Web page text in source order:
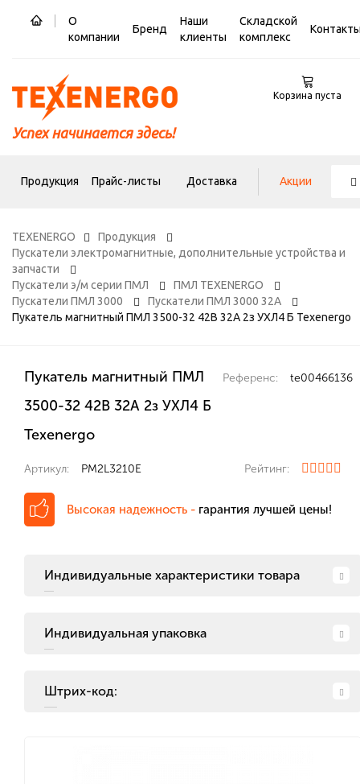
О
компании
Бренд
Наши
клиенты
Складской
комплекс
Успех начинается здесь!
Корзина пуста
Продукция Прайс-листы Доставка Акции
TEXENERGO
Продукция
Пускатели электромагнитные, дополнительные устройства и
запчасти
Пускатели э/м серии ПМЛ
ПМЛ TEXENERGO
Пускатели ПМЛ 3000
Пускатели ПМЛ 3000 32А
Пукатель магнитный ПМЛ 3500-32 42В 32А 2з УХЛ4 Б Теxenergo
Пукатель магнитный ПМЛ
3500-32 42В 32А 2з УХЛ4 Б
Теxenergo
Референс: te00466136
Артикул: PM2L3210E Рейтинг:
Высокая надежность - гарантия лучшей цены!
Индивидуальные характеристики товара
Индивидуальная упаковка
Штрих-код: